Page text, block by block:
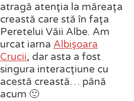
atragă atenţia la măreaţa
creastă care stă în faţa
Peretelui Văii Albe. Am
urcat iarna Albişoara
Crucii, dar asta a fost
singura interacţiune cu
acestă creastă… până
acum 🙂